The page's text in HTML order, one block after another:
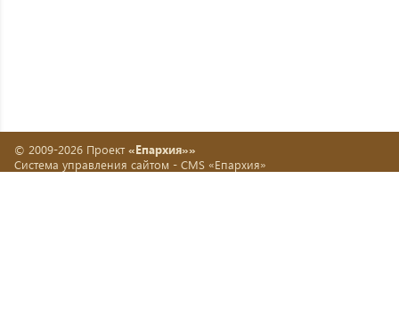
© 2009-2026 Проект «Епархия»»
Система управления сайтом - CMS «Епархия»